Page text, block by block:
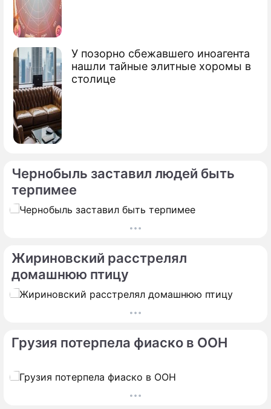
У позорно сбежавшего иноагента
нашли тайные элитные хоромы в
столице
Чернобыль заставил людей быть
терпимее
Жириновский расстрелял
домашнюю птицу
Грузия потерпела фиаско в ООН